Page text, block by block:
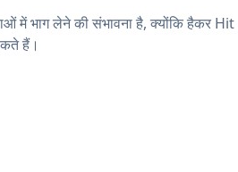
में भाग लेने की संभावना है, क्योंकि हैकर Hit
हैं।